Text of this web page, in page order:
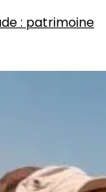
: patrimoine